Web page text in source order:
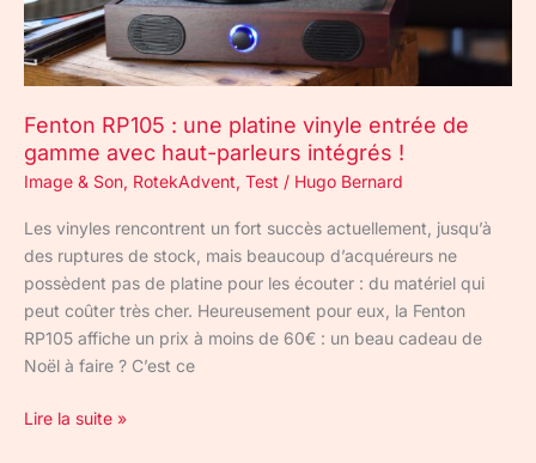
Fenton RP105 : une platine vinyle entrée de
gamme avec haut-parleurs intégrés !
Image & Son, RotekAdvent, Test / Hugo Bernard
Les vinyles rencontrent un fort succès actuellement, jusqu’à
des ruptures de stock, mais beaucoup d’acquéreurs ne
possèdent pas de platine pour les écouter : du matériel qui
peut coûter très cher. Heureusement pour eux, la Fenton
RP105 affiche un prix à moins de 60€ : un beau cadeau de
Noël à faire ? C’est ce
avec
haut-
parleurs
!
Lire la suite »